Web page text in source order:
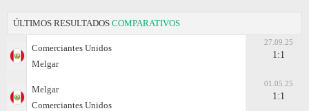
ÚLTIMOS RESULTADOS COMPARATIVOS
Comerciantes Unidos
Melgar
27.09.25
1:1
Melgar
Comerciantes Unidos
01.05.25
1:1